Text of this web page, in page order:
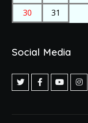
30
31
Social Media